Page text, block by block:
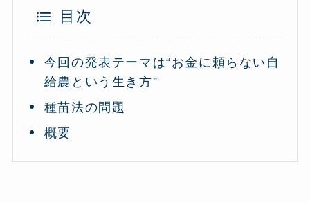
目次
今回の発表テーマは“お金に頼らない自
給農という生き方”
種苗法の問題
概要